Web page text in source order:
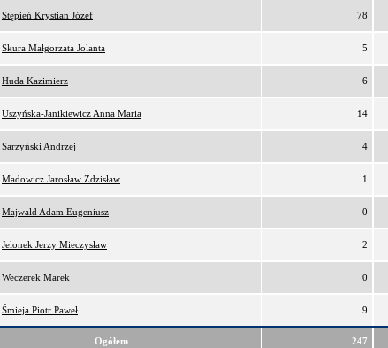
Stępień Krystian Józef 78
Skura Małgorzata Jolanta 5
Huda Kazimierz 6
Uszyńska-Janikiewicz Anna Maria 14
Sarzyński Andrzej 4
Madowicz Jarosław Zdzisław 1
Majwald Adam Eugeniusz 0
Jelonek Jerzy Mieczysław 2
Weczerek Marek 0
Śmieja Piotr Paweł 9
Ogółem 247